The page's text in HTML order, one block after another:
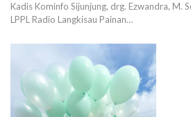
Kadis Kominfo Sijunjung, drg. Ezwandra, M.
LPPL Radio Langkisau Painan…